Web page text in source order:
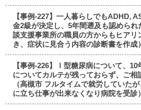
【事例-227】一人暮らしでもADHD,
金2級が決定し、5年間遡及も認められ
談支援事業所の職員の方からもヒアリ
き、症状に見合う内容の診断書を作成）
【事例-226】Ⅰ型糖尿病について、10
についてカルテが残っておらず、ご相
（高槻市 フルタイムで就労していた
に立ち仕事が出来なくなり病院を受診）